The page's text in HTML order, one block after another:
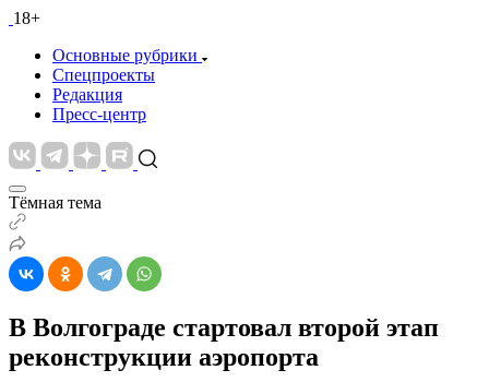
18+
Основные рубрики
Спецпроекты
Редакция
Пресс-центр
Тёмная тема
В Волгограде стартовал второй этап
реконструкции аэропорта